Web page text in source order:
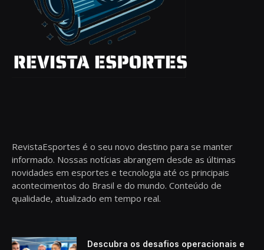
RevistaEsportes é o seu novo destino para se manter
informado. Nossas notícias abrangem desde as últimas
novidades em esportes e tecnologia até os principais
acontecimentos do Brasil e do mundo. Conteúdo de
qualidade, atualizado em tempo real.
Descubra os desafios operacionais e